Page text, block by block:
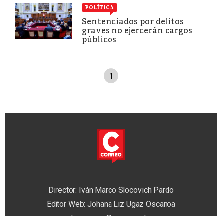
POLÍTICA
Sentenciados por delitos
graves no ejercerán cargos
públicos
1
Director: Iván Marco Slocovich Pardo
Editor Web: Johana Liz Ugaz Oscanoa